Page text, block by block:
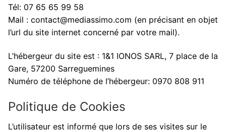
Tél: 07 65 65 99 58
Mail : contact@mediassimo.com (en précisant en objet
l’url du site internet concerné par votre mail).
L’hébergeur du site est : 1&1 IONOS SARL, 7 place de la
Gare, 57200 Sarreguemines
Numéro de téléphone de l’hébergeur: 0970 808 911
Politique de Cookies
L’utilisateur est informé que lors de ses visites sur le